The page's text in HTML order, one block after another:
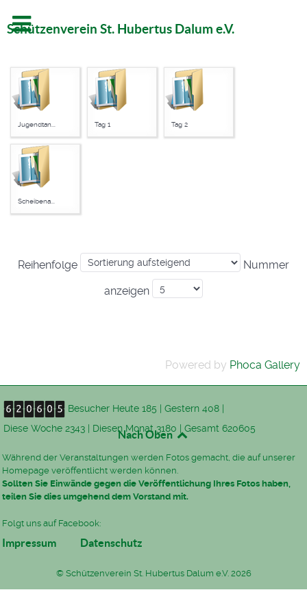
Schützenverein St. Hubertus Dalum e.V.
Jugendtan... Tag 1 Tag 2
Scheibena...
Reihenfolge
Nummer
anzeigen
Powered by Phoca Gallery
Besucher Heute 185 | Gestern 408 |
Diese Woche 2343
Diesen Monat 3180 Gesamt 620605
Nach Oben
Während der Veranstaltungen werden Fotos gemacht, die auf unserer
Homepage veröffentlicht werden können.
Sollten Sie Einwände gegen die Veröffentlichung Ihres Fotos haben,
teilen Sie dies umgehend dem Vorstand mit.
Folgt uns auf Facebook:
Impressum Datenschutz
© Schützenverein St. Hubertus Dalum e.V. 2026